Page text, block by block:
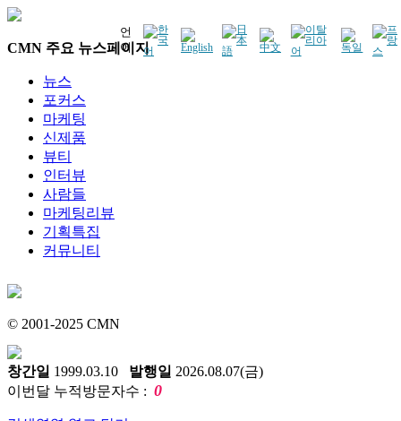
언
어
CMN 주요 뉴스페이지
뉴스
포커스
마케팅
신제품
뷰티
인터뷰
사람들
마케팅리뷰
기획특집
커뮤니티
© 2001-2025 CMN
창간일 1999.03.10 발행일 2026.08.07(금)
이번달 누적방문자수 : 0